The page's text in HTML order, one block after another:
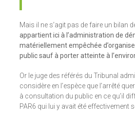
Mais il ne s’agit pas de faire un bilan
appartient ici à l’administration de
matériellement empêchée
public sauf à porter atteinte à
Or le juge des référés du Tribunal
considère en l’espèce que l’arrêté
à consultation du public en ce qu’il
PAR6 qui lui y avait été effectivement